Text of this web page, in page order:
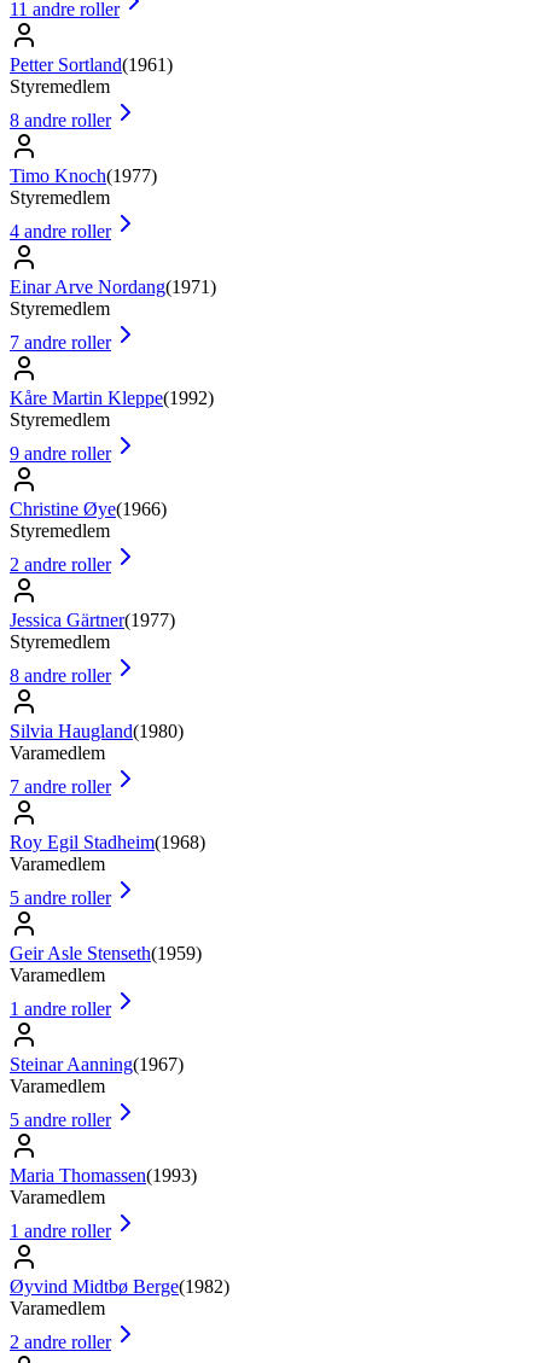
11 andre roller
Petter Sortland(1961)
Styremedlem
8 andre roller
Timo Knoch(1977)
Styremedlem
4 andre roller
Einar Arve Nordang(1971)
Styremedlem
7 andre roller
Kåre Martin Kleppe(1992)
Styremedlem
9 andre roller
Christine Øye(1966)
Styremedlem
2 andre roller
Jessica Gärtner(1977)
Styremedlem
8 andre roller
Silvia Haugland(1980)
Varamedlem
7 andre roller
Roy Egil Stadheim(1968)
Varamedlem
5 andre roller
Geir Asle Stenseth(1959)
Varamedlem
1 andre roller
Steinar Aanning(1967)
Varamedlem
5 andre roller
Maria Thomassen(1993)
Varamedlem
1 andre roller
Øyvind Midtbø Berge(1982)
Varamedlem
2 andre roller